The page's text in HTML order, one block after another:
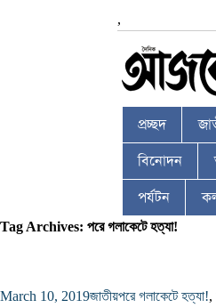
,
প্রচ্ছদ
বিনোদন
পর্যটন
Tag Archives: পরে গলাকেটে হত্যা!
March 10, 2019জাতীয়পরে গলাকেটে হত্যা!,